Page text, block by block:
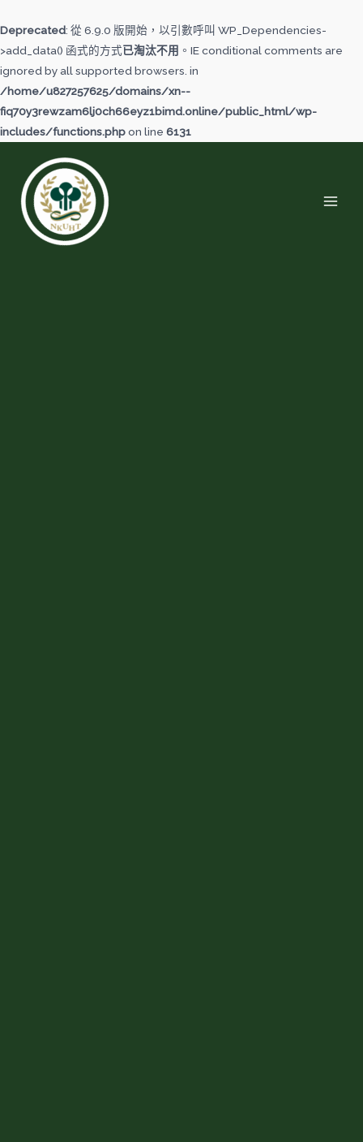
Deprecated: 從 6.9.0 版開始，以引數呼叫 WP_Dependencies-
>add_data() 函式的方式已淘汰不用 。IE conditional comments are
ignored by all supported browsers. in
/home/u827257625/domains/xn--
fiq70y3rewzam6lj0ch66eyz1bimd.online/public_html/wp-
includes/functions.phpon line 6131
至
主
要
內
容